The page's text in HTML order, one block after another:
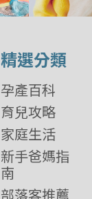
精選分類
孕產百科
育兒攻略
家庭生活
新手爸媽指
南
部落客推薦